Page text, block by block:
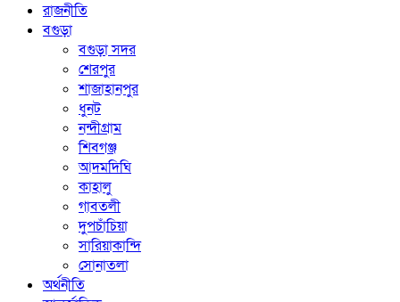
রাজনীতি
বগুড়া
বগুড়া সদর
শেরপুর
শাজাহানপুর
ধুনট
নন্দীগ্রাম
শিবগঞ্জ
আদমদিঘি
কাহালু
গাবতলী
দুপচাঁচিয়া
সারিয়াকান্দি
সোনাতলা
অর্থনীতি